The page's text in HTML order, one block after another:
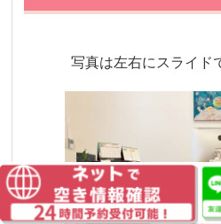
写真は左右にスライド